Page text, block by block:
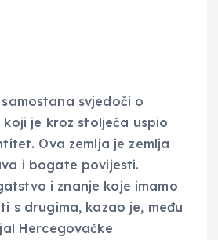
svjedoči o
je kroz stoljeća uspio
Ova zemlja je zemlja
i bogate povijesti.
i znanje koje imamo
s drugima, kazao je, među
Hercegovačke